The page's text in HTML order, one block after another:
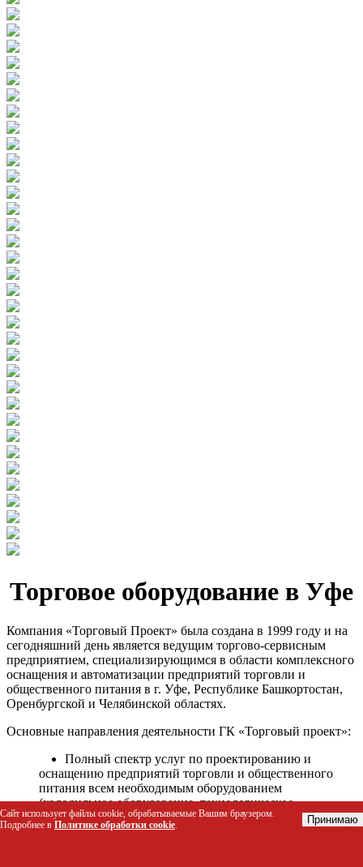
Торговое оборудование в Уфе
Компания «Торговый Проект» была создана в 1999 году и на
сегодняшний день является ведущим торгово-сервисным
предприятием, специализирующимся в области комплексного
оснащения и автоматизации предприятий торговли и
общественного питания в г. Уфе, Республике Башкортостан,
Оренбургской и Челябинской областях.
Основные направления деятельности ГК «Торговый проект»:
Полный спектр услуг по проектированию и
оснащению предприятий торговли и общественного
питания всем необходимым оборудованием
(холодильное оборудование, технологическое
оборудование, стеллажное оборудование и т.д.);
Автоматизация торговых процессов и внедрения
Сайт использует файлы cookie, обрабатываемые Вашим браузером.
Подробнее в Политике обработки cookie. Принимаю